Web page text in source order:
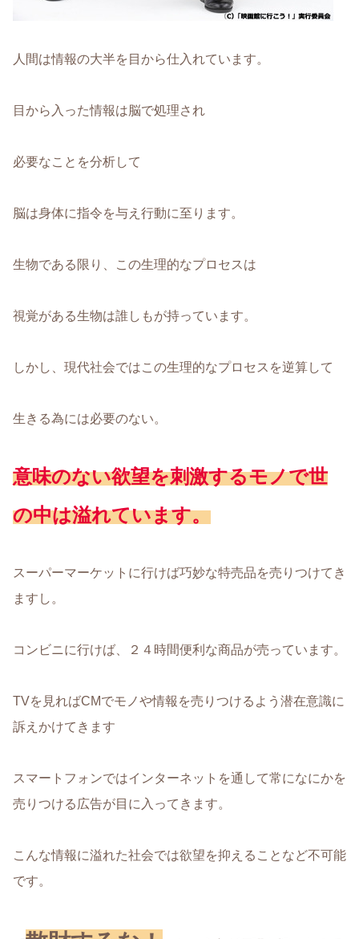
人間は情報の大半を目から仕入れています。
目から入った情報は脳で処理され
必要なことを分析して
脳は身体に指令を与え行動に至ります。
生物である限り、この生理的なプロセスは
視覚がある生物は誰しもが持っています。
しかし、現代社会ではこの生理的なプロセスを逆算して
生きる為には必要のない。
意味のない欲望を刺激するモノで世
の中は溢れています。
スーパーマーケットに行けば巧妙な特売品を売りつけてき
ますし。
コンビニに行けば、２４時間便利な商品が売っています。
TVを見ればCMでモノや情報を売りつけるよう潜在意識に
訴えかけてきます
スマートフォンではインターネットを通して常になにかを
売りつける広告が目に入ってきます。
こんな情報に溢れた社会では欲望を抑えることなど不可能
です。